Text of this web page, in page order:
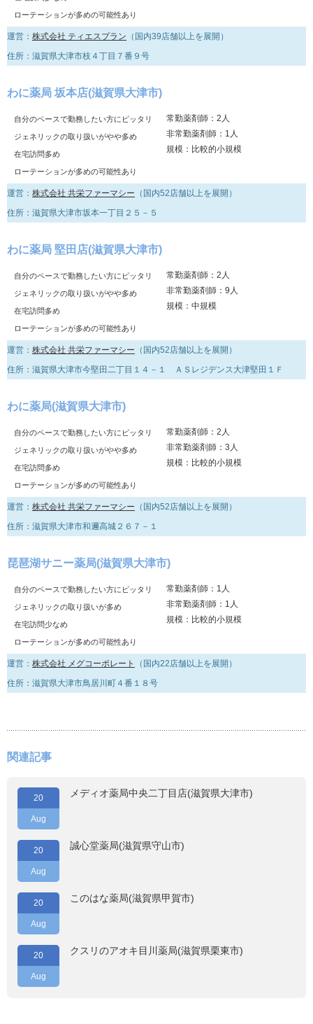
ローテーションが多めの可能性あり
運営： 株式会社 ティエスプラン （国内39店舗以上を展開）
住所：滋賀県大津市枝４丁目７番９号
わに薬局 坂本店(滋賀県大津市)
自分のペースで勤務したい方にピッタリ
ジェネリックの取り扱いがやや多め
在宅訪問多め
ローテーションが多めの可能性あり
常勤薬剤師：2人
非常勤薬剤師：1人
規模：比較的小規模
運営： 株式会社 共栄ファーマシー （国内52店舗以上を展開）
住所：滋賀県大津市坂本一丁目２５－５
わに薬局 堅田店(滋賀県大津市)
自分のペースで勤務したい方にピッタリ
ジェネリックの取り扱いがやや多め
在宅訪問多め
ローテーションが多めの可能性あり
常勤薬剤師：2人
非常勤薬剤師：9人
規模：中規模
運営： 株式会社 共栄ファーマシー （国内52店舗以上を展開）
住所：滋賀県大津市今堅田二丁目１４－１ ＡＳレジデンス大津堅田１Ｆ
わに薬局(滋賀県大津市)
自分のペースで勤務したい方にピッタリ
ジェネリックの取り扱いがやや多め
在宅訪問多め
ローテーションが多めの可能性あり
常勤薬剤師：2人
非常勤薬剤師：3人
規模：比較的小規模
運営： 株式会社 共栄ファーマシー （国内52店舗以上を展開）
住所：滋賀県大津市和邇高城２６７－１
琵琶湖サニー薬局(滋賀県大津市)
自分のペースで勤務したい方にピッタリ
ジェネリックの取り扱いが多め
在宅訪問少なめ
ローテーションが多めの可能性あり
常勤薬剤師：1人
非常勤薬剤師：1人
規模：比較的小規模
運営： 株式会社 メグコーポレート
（国内22店舗以上を展開）
住所：滋賀県大津市鳥居川町４番１８号
関連記事
20
Aug
メディオ薬局中央二丁目店(滋賀県大津市)
20
Aug
誠心堂薬局(滋賀県守山市)
20
Aug
このはな薬局(滋賀県甲賀市)
20
Aug
クスリのアオキ目川薬局(滋賀県栗東市)